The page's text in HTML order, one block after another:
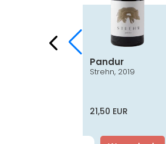
Pandur
Strehn, 2019
21,50 EUR